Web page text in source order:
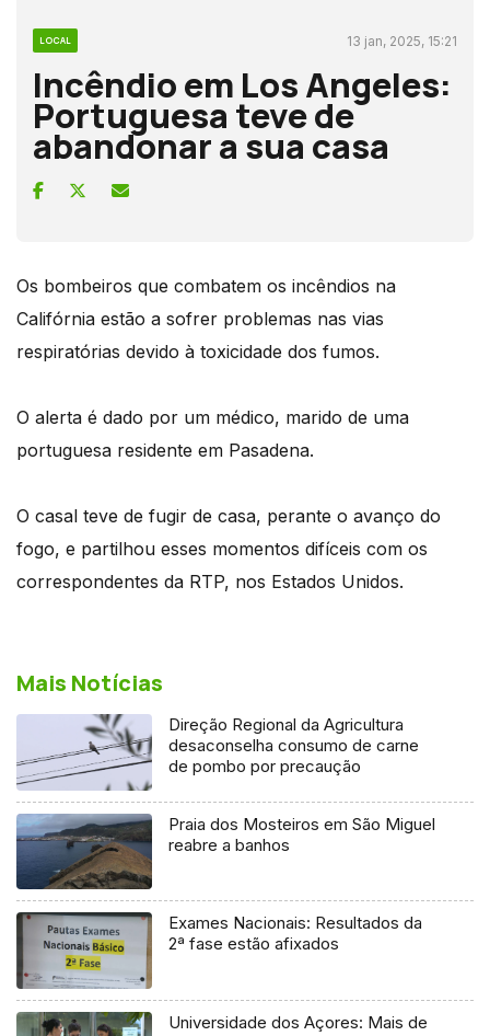
LOCAL 13 jan, 2025, 15:21
Incêndio em Los Angeles:
Portuguesa teve de
abandonar a sua casa
Os bombeiros que combatem os incêndios na
Califórnia estão a sofrer problemas nas vias
respiratórias devido à toxicidade dos fumos.
O alerta é dado por um médico, marido de uma
portuguesa residente em Pasadena.
O casal teve de fugir de casa, perante o avanço do
fogo, e partilhou esses momentos difíceis com os
correspondentes da RTP, nos Estados Unidos.
Mais Notícias
Direção Regional da Agricultura
desaconselha consumo de carne
de pombo por precaução
Praia dos Mosteiros em São Miguel
reabre a banhos
Exames Nacionais: Resultados da
2ª fase estão afixados
Universidade dos Açores: Mais de